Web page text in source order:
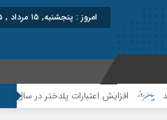
امروز : پنجشنبه, ۱۵ مرداد , ۱۴۰۵
افزایش اعتبارات پلدختر در سال ۱۴۰۵